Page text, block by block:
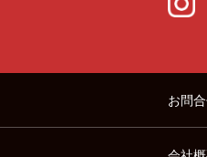
お問
会社